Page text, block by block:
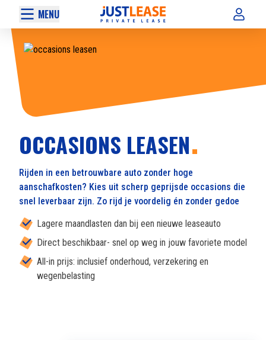
MENU
OCCASIONS LEASEN
Rijden in een betrouwbare auto zonder hoge
aanschafkosten? Kies uit scherp geprijsde occasions die
snel leverbaar zijn. Zo rijd je voordelig én zonder gedoe
Lagere maandlasten dan bij een nieuwe leaseauto
Direct beschikbaar- snel op weg in jouw favoriete model
All-in prijs: inclusief onderhoud, verzekering en
wegenbelasting